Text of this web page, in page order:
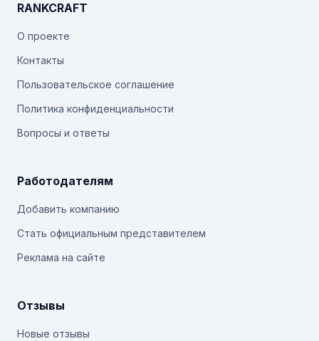
RANKCRAFT
О проекте
Контакты
Пользовательское соглашение
Политика конфиденциальности
Вопросы и ответы
Работодателям
Добавить компанию
Стать официальным представителем
Реклама на сайте
Отзывы
Новые отзывы